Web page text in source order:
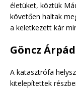
életüket, köztük
követően haltak
a keletkezett kár
Göncz
A katasztrófa
kitelepítettek